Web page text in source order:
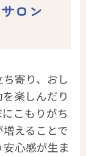
ロン
寄り、おし
楽しんだり
こもりがち
えることで
安心感が生ま